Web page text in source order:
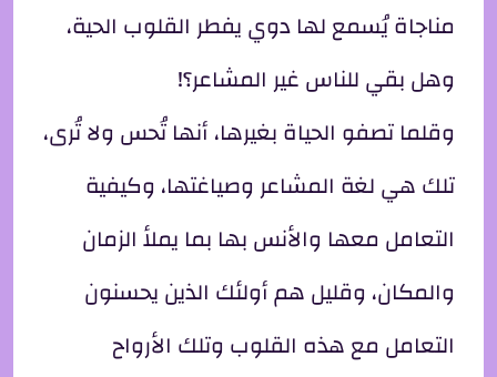
مناجاة يُسمع لها دوي يفطر القلوب الحية،
وهل بقي للناس غير المشاعر؟!
وقلما تصفو الحياة بغيرها، أنها تُحس ولا تُرى،
تلك هي لغة المشاعر وصياغتها، وكيفية
التعامل معها والأنس بها بما يملأ الزمان
والمكان، وقليل هم أولئك الذين يحسنون
التعامل مع هذه القلوب وتلك الأرواح